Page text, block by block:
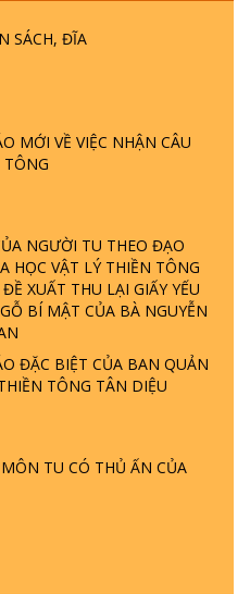
SÁCH, ĐĨA
MỚI VỀ VIỆC NHẬN CÂU
TÔNG
NGƯỜI TU THEO ĐẠO
HỌC VẬT LÝ THIỀN TÔNG
XUẤT THU LẠI GIẤY YẾU
BÍ MẬT CỦA BÀ NGUYỄN
ĐẶC BIỆT CỦA BAN QUẢN
TÔNG TÂN DIỆU
TU CÓ THỦ ẤN CỦA
NÓI? HỘI LONG HOA LÀ
NHƯ THẾ NÀO?
THỜI GIAN KHÔNG? |
Ở ĐÂU? ĐỨC CHÚA TRỜI
TĂNG? | TTTD
TÔNG ĐẶC BIỆT P22 - TẠI
NHIỀU THIÊN TAI - LŨ LỤT
| TTTD
BƯỚC ĐI 7 BƯỚC TRÊN